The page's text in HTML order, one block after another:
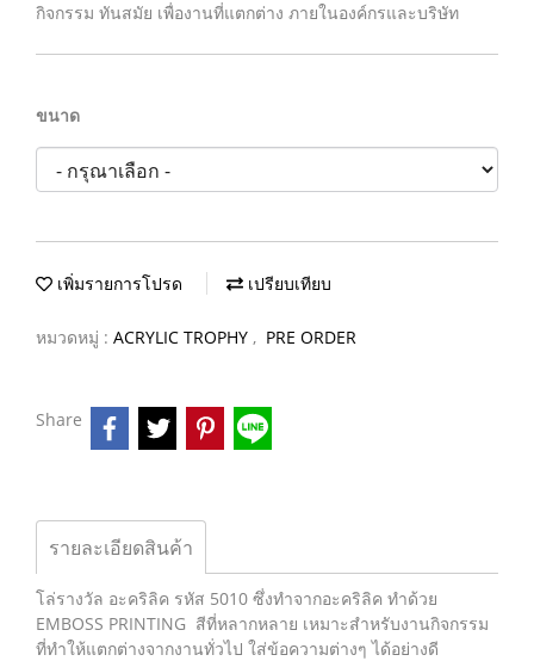
กิจกรรม ทันสมัย เพื่องานที่แตกต่าง ภายในองค์กรและบริษัท
ขนาด
เพิ่มรายการโปรด เปรียบเทียบ
หมวดหมู่ : ACRYLIC TROPHY , PRE ORDER
Share
รายละเอียดสินค้า
โล่รางวัล อะคริลิค รหัส 5010 ซึ่งทำจากอะคริลิค ทำด้วย
EMBOSS PRINTING สีที่หลากหลาย เหมาะสำหรับงานกิจกรรม
ที่ทำให้แตกต่างจากงานทั่วไป ใส่ข้อความต่างๆ ได้อย่างดี